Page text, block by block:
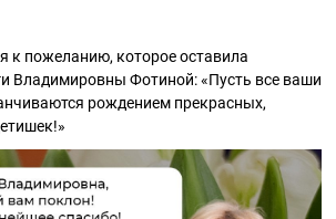
к пожеланию, которое оставила
Владимировны Фотиной: «Пусть все ваши
рождением прекрасных,